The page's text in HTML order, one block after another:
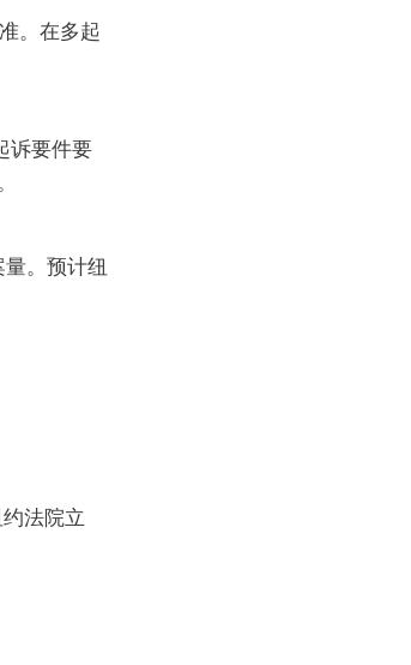
。在多起
诉要件要
量。预计纽
法院立